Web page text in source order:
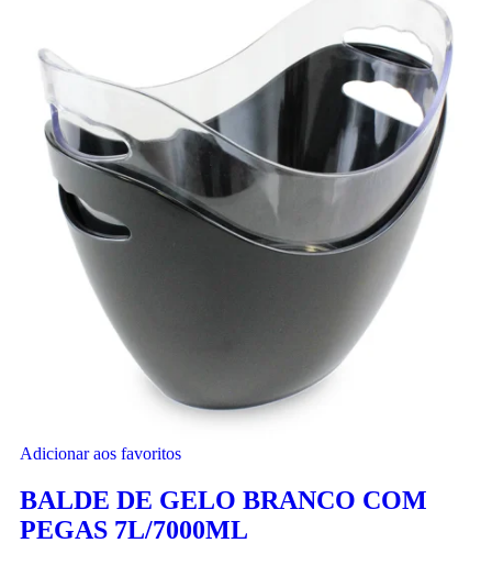
Adicionar aos favoritos
BALDE DE GELO BRANCO COM
PEGAS 7L/7000ML